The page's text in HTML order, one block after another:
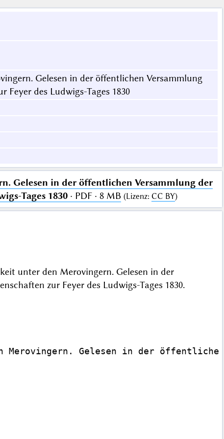
Gelesen in der öffentlichen Versammlung
Feyer des Ludwigs-Tages 1830
Gelesen in der öffentlichen Versammlung der
Tages 1830· PDF · 8 MB (Lizenz: CC BY)
unter den Merovingern. Gelesen in der
zur Feyer des Ludwigs-Tages 1830.
Gelesen in der öffentlichen